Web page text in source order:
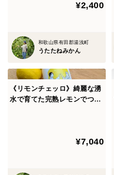
¥2,400
和歌山県有田郡湯浅町
うたたねみかん
《リモンチェッロ》綺麗な湧
水で育てた完熟レモンでつく
¥7,040